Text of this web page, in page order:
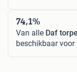
74,1%
Van alle Daf
beschikbaar voor